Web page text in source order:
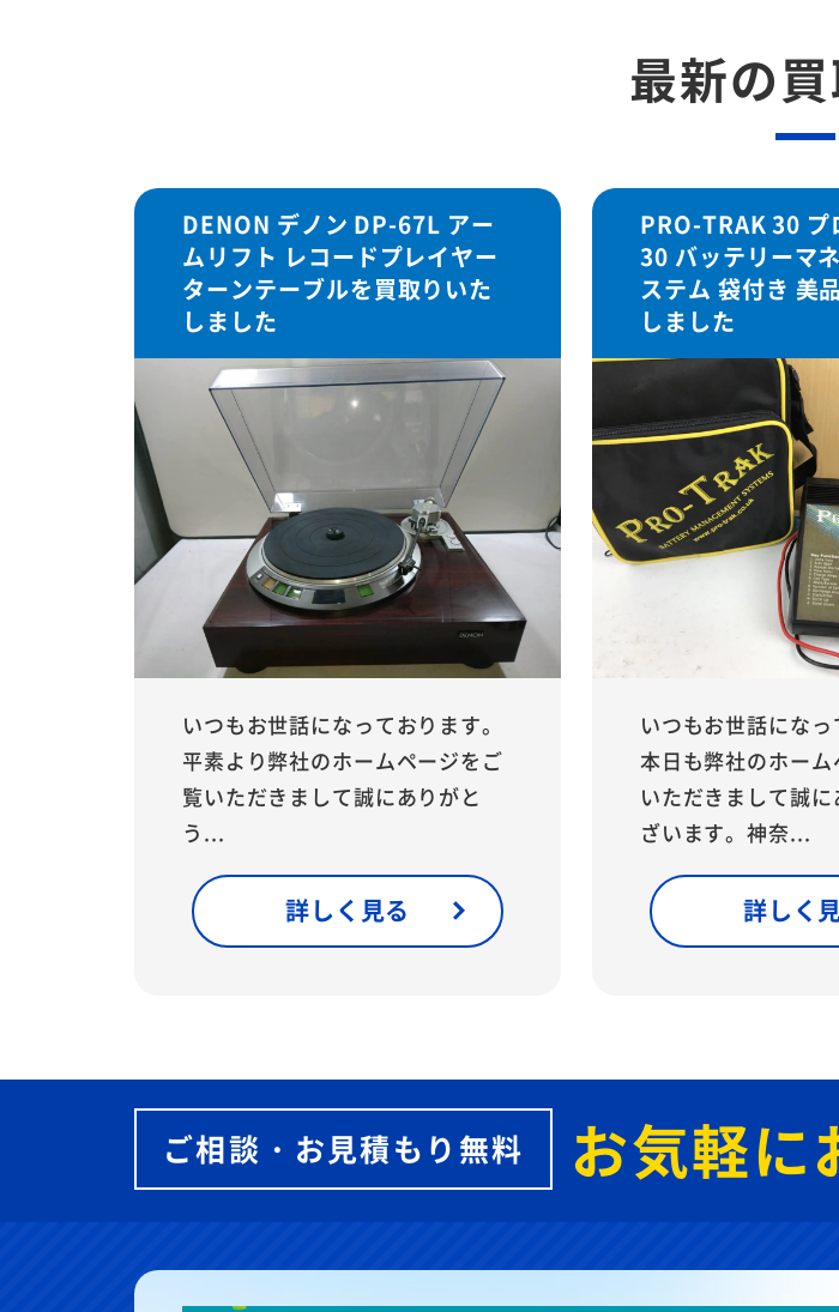
最新の
DENON デノン DP-67L アー
ムリフト レコードプレイヤー
ターンテーブルを買取りいた
しました
いつもお世話になっております。
平素より弊社のホームページをご
覧いただきまして誠にありがと
う...
詳しく見る
PRO-TRAK 30 プ
30 バッテリーマ
ステム 袋付き 美
しました
いつもお世話になっ
本日も弊社のホー
いただきまして誠
ざいます。神奈...
詳しく
ご相談・お見積もり無料 お気軽に